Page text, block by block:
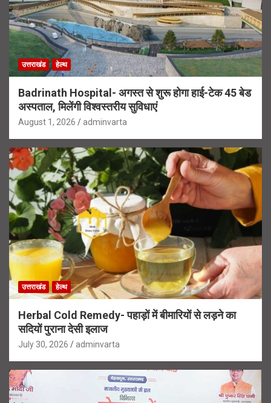
उत्तराखंड हेल्थ
Badrinath Hospital- अगस्त से शुरू होगा हाई-टेक 45 बेड
अस्पताल, मिलेंगी विश्वस्तरीय सुविधाएं
August 1, 2026 adminvarta
उत्तराखंड हेल्थ
Herbal Cold Remedy- पहाड़ों में बीमारियों से लड़ने का
सदियों पुराना देसी इलाज
July 30, 2026 adminvarta